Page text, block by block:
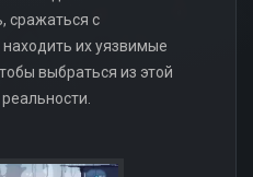
сражаться с
их уязвимые
выбраться из этой